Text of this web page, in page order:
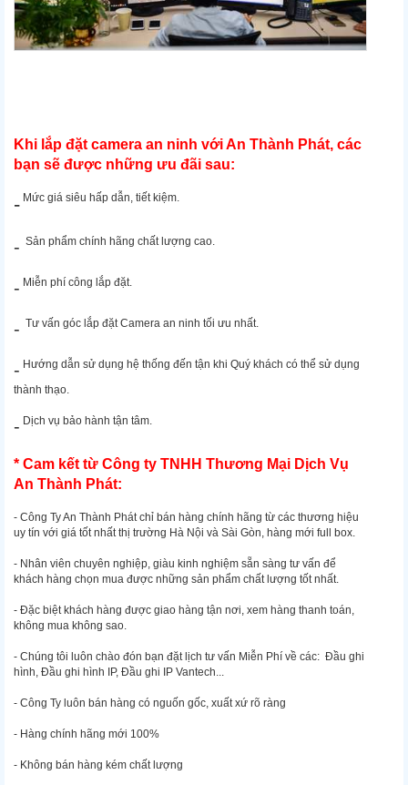
Khi lắp đặt camera an ninh với An Thành Phát, các
bạn sẽ được những ưu đãi sau:
- Mức giá siêu hấp dẫn, tiết kiệm.
- Sản phẩm chính hãng chất lượng cao.
- Miễn phí công lắp đặt.
- Tư vấn góc lắp đặt Camera an ninh tối ưu nhất.
- Hướng dẫn sử dụng hệ thống đến tận khi Quý khách có thể sử dụng
thành thạo.
- Dịch vụ bảo hành tận tâm.
* Cam kết từ Công ty TNHH Thương Mại Dịch Vụ
An Thành Phát:
- Công Ty An Thành Phát chỉ bán hàng chính hãng từ các thương hiệu
uy tín với giá tốt nhất thị trường Hà Nội và Sài Gòn, hàng mới full box.
- Nhân viên chuyên nghiệp, giàu kinh nghiệm sẵn sàng tư vấn để
khách hàng chọn mua được những sản phẩm chất lượng tốt nhất.
- Đặc biệt khách hàng được giao hàng tận nơi, xem hàng thanh toán,
không mua không sao.
- Chúng tôi luôn chào đón bạn đặt lịch tư vấn Miễn Phí về các: Đầu ghi
hình, Đầu ghi hình IP, Đầu ghi IP Vantech...
- Công Ty luôn bán hàng có nguốn gốc, xuất xứ rõ ràng
- Hàng chính hãng mới 100%
- Không bán hàng kém chất lượng